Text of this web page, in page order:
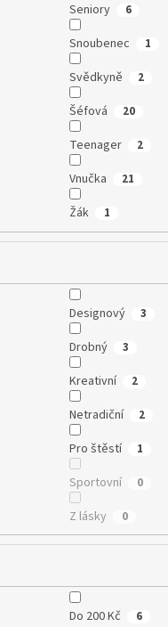
Seniory 6
Snoubenec 1
Svědkyně 2
Šéfová 20
Teenager 2
Vnučka 21
Žák 1
Designový 3
Drobný 3
Kreativní 2
Netradiční 2
Pro štěstí 1
Sportovní 0
Z lásky 0
Do 200 Kč 6